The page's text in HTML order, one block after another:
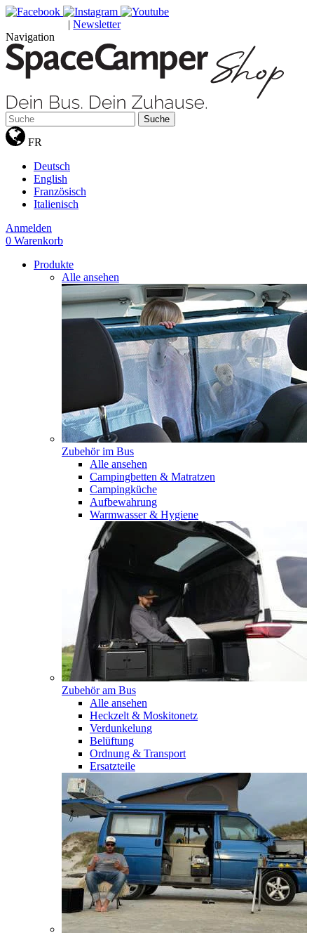
| Newsletter
Navigation
Suche
FR
Deutsch
English
Französisch
Italienisch
Anmelden
0 Warenkorb
Produkte
Alle ansehen
Zubehör im Bus
Alle ansehen
Campingbetten & Matratzen
Campingküche
Aufbewahrung
Warmwasser & Hygiene
Zubehör am Bus
Alle ansehen
Heckzelt & Moskitonetz
Verdunkelung
Belüftung
Ordnung & Transport
Ersatzteile